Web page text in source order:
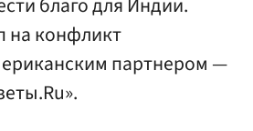
благо для Индии.
на конфликт
партнером —